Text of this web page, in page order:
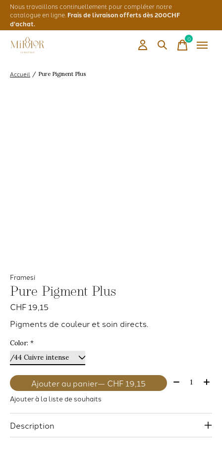
Nous travaillons continuellement pour compléter notre
catalogue en ligne. Frais de livraison offerts dès 200CHF
d'achat.
0items
Accueil / Pure Pigment Plus
Framesi
Pure Pigment Plus
CHF 19,15
Pigments de couleur et soin directs.
Color: *
Ajouter au panier — CHF 19,15 Quantité:
Ajouter à la liste de souhaits
Description